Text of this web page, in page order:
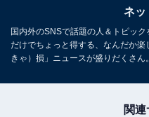
ネッ
国内外のSNSで話題の人＆トピッ
だけでちょっと得する、なんだか
きゃ）損」ニュースが盛りだくさん。
関